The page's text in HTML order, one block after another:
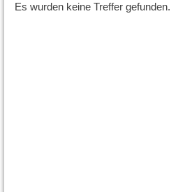
Es wurden keine Treffer gefunden.